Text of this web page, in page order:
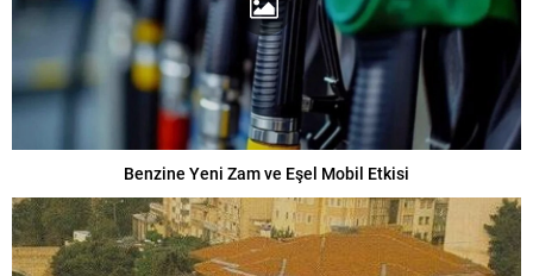
Benzine Yeni Zam ve Eşel Mobil Etkisi